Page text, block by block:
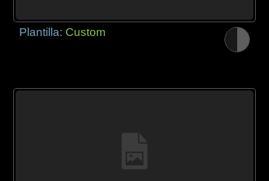
Plantilla: Custom